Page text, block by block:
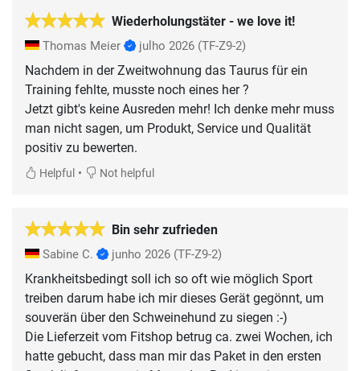
Wiederholungstäter - we love it!
Thomas Meier julho 2026 (TF-Z9-2)
Nachdem in der Zweitwohnung das Taurus für ein
Training fehlte, musste noch eines her ?
Jetzt gibt's keine Ausreden mehr! Ich denke mehr muss
man nicht sagen, um Produkt, Service und Qualität
positiv zu bewerten.
Helpful • Not helpful
Bin sehr zufrieden
Sabine C. junho 2026 (TF-Z9-2)
Krankheitsbedingt soll ich so oft wie möglich Sport
treiben darum habe ich mir dieses Gerät gegönnt, um
souverän über den Schweinehund zu siegen :-)
Die Lieferzeit vom Fitshop betrug ca. zwei Wochen, ich
hatte gebucht, dass man mir das Paket in den ersten